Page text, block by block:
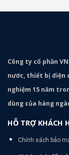
Công ty cổ phần
nước, thiết bị điện
nghiệm 15 năm
dùng của hàng
HỖ TRỢ KHÁCH
Chính sách bảo